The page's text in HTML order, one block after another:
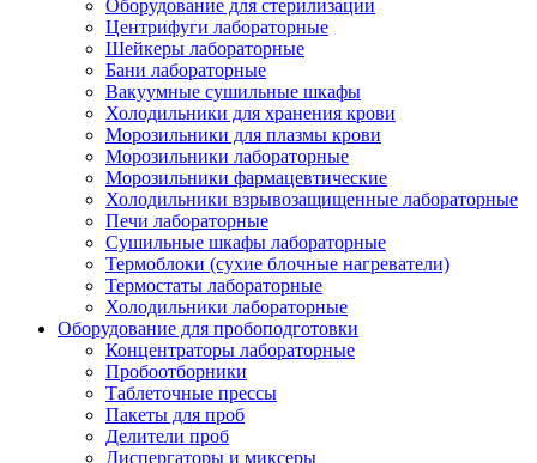
Оборудование для стерилизации
Центрифуги лабораторные
Шейкеры лабораторные
Бани лабораторные
Вакуумные сушильные шкафы
Холодильники для хранения крови
Морозильники для плазмы крови
Морозильники лабораторные
Морозильники фармацевтические
Холодильники взрывозащищенные лабораторные
Печи лабораторные
Сушильные шкафы лабораторные
Термоблоки (сухие блочные нагреватели)
Термостаты лабораторные
Холодильники лабораторные
Оборудование для пробоподготовки
Концентраторы лабораторные
Пробоотборники
Таблеточные прессы
Пакеты для проб
Делители проб
Диспергаторы и миксеры